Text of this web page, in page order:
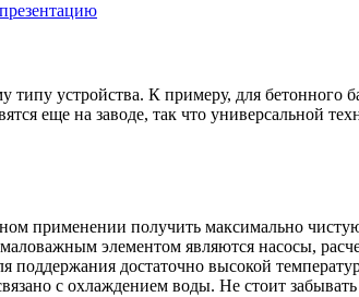
устройства. К примеру, для бетонного
еще на заводе, так что универсальной
применении получить максимально
элементом являются насосы,
поддержания достаточно высокой
с охлаждением воды. Не стоит